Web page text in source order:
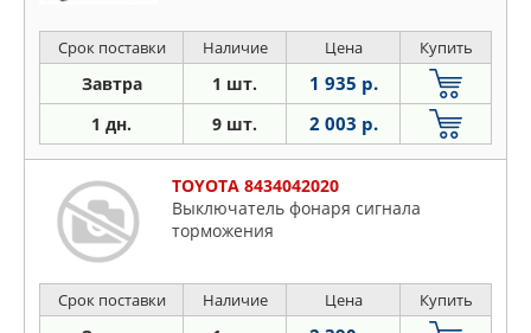
Срок поставки Наличие Цена Купить
Завтра 1 шт. 1 935 р.
1 дн. 9 шт. 2 003 р.
TOYOTA 8434042020
Выключатель фонаря сигнала
торможения
Срок поставки Наличие Цена Купить